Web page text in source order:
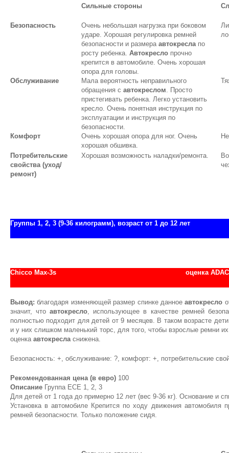
Сильные стороны
Безопасность
Очень небольшая нагрузка при боковом
ударе. Хорошая регулировка ремней
безопасности и размера автокреслапо
росту ребенка. Автокресло прочно
крепится в автомобиле. Очень хорошая
опора для головы.
Обслуживание
Мала вероятность неправильного
обращения с автокреслом. Просто
пристегивать ребенка. Легко установить
кресло. Очень понятная инструкция по
эксплуатации и инструкция по
безопасности.
Комфорт
Очень хорошая опора для ног. Очень
хорошая обшивка.
Потребительские
свойства (уход/
ремонт)
Хорошая возможность наладки/ремонта.
Группы 1, 2, 3 (9-36 килограмм), возраст от 1 до 12 лет
Chicco Max-3s оценка
Вывод: благодаря изменяющей размер спинке данноеавтокресло
значит, чтоавтокресло, использующее в качестве ремней
полностью подходит для детей от 9 месяцев. В таком возрасте
и у них слишком маленький торс, для того, чтобы взрослые ремни
оценка автокресласнижена.
Безопасность: +, обслуживание: ?, комфорт: +, потребительские
Рекомендованная цена (в евро) 100
Описание Группа ЕСЕ 1, 2, 3
Для детей от 1 года до примерно 12 лет (вес 9-36 кг). Основание и
Установка в автомобиле Крепится по ходу движения автомобиля
ремней безопасности. Только положение сидя.